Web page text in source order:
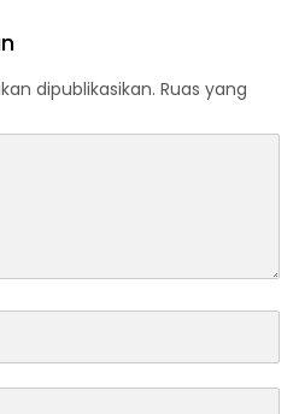
dipublikasikan. Ruas yang